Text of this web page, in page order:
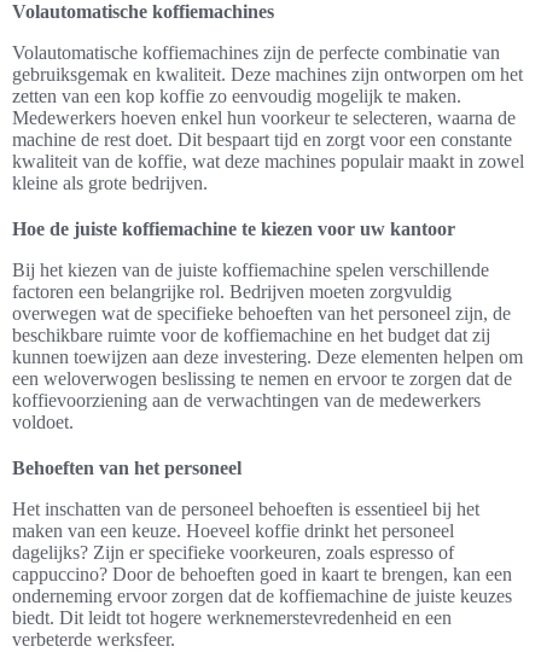
Volautomatische koffiemachines
Volautomatische koffiemachines zijn de perfecte combinatie van
gebruiksgemak en kwaliteit. Deze machines zijn ontworpen om het
zetten van een kop koffie zo eenvoudig mogelijk te maken.
Medewerkers hoeven enkel hun voorkeur te selecteren, waarna de
machine de rest doet. Dit bespaart tijd en zorgt voor een constante
kwaliteit van de koffie, wat deze machines populair maakt in zowel
kleine als grote bedrijven.
Hoe de juiste koffiemachine te kiezen voor uw kantoor
Bij het kiezen van de juiste koffiemachine spelen verschillende
factoren een belangrijke rol. Bedrijven moeten zorgvuldig
overwegen wat de specifieke behoeften van het personeel zijn, de
beschikbare ruimte voor de koffiemachine en het budget dat zij
kunnen toewijzen aan deze investering. Deze elementen helpen om
een weloverwogen beslissing te nemen en ervoor te zorgen dat de
koffievoorziening aan de verwachtingen van de medewerkers
voldoet.
Behoeften van het personeel
Het inschatten van de personeel behoeften is essentieel bij het
maken van een keuze. Hoeveel koffie drinkt het personeel
dagelijks? Zijn er specifieke voorkeuren, zoals espresso of
cappuccino? Door de behoeften goed in kaart te brengen, kan een
onderneming ervoor zorgen dat de koffiemachine de juiste keuzes
biedt. Dit leidt tot hogere werknemerstevredenheid en een
verbeterde werksfeer.